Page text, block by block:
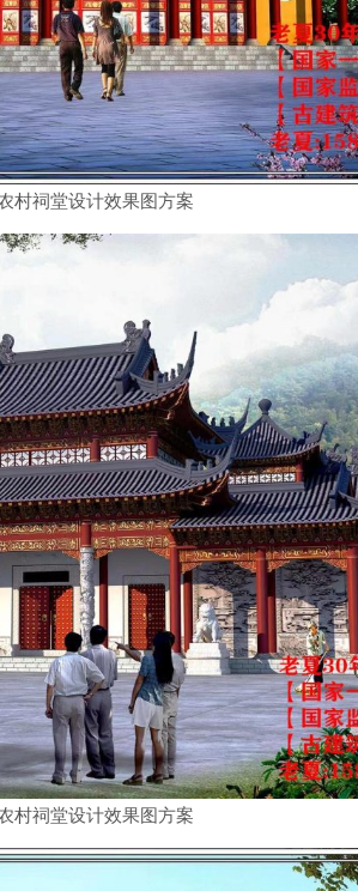
村祠堂设计效果图方案
村祠堂设计效果图方案